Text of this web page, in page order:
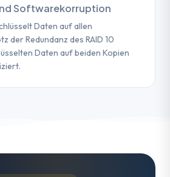
Softwarekorruption
Daten auf allen
der Redundanz des RAID 10
Daten auf beiden Kopien